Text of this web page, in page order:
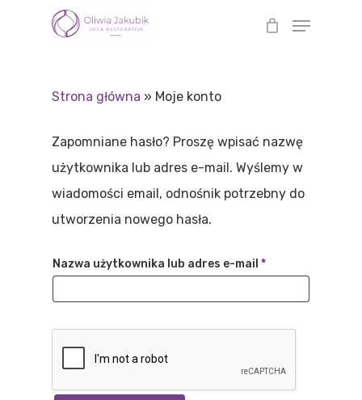
Strona główna » Moje konto
Zapomniane hasło? Proszę wpisać nazwę
użytkownika lub adres e-mail. Wyślemy w
wiadomości email, odnośnik potrzebny do
utworzenia nowego hasła.
Nazwa użytkownika lub adres e-mail *